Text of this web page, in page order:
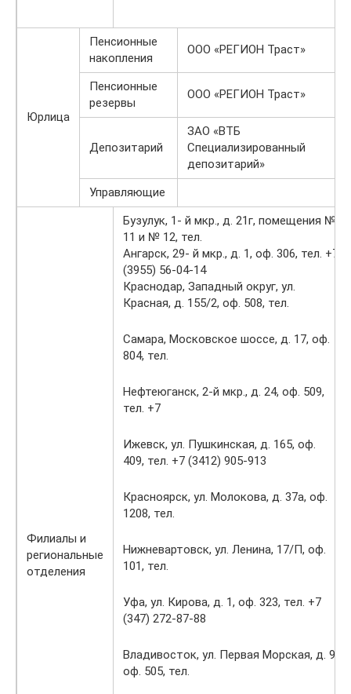
Юрлица
Пенсионные
накопления
ООО «РЕГИОН Траст»
Пенсионные
резервы
ООО «РЕГИОН Траст»
Депозитарий
ЗАО «ВТБ
Специализированный
депозитарий»
Управляющие
Филиалы и
региональные
отделения
Бузулук, 1- й мкр., д. 21г, помещения №
11 и № 12, тел.
Ангарск, 29- й мкр., д. 1, оф. 306, тел. +7
(3955) 56-04-14
Краснодар, Западный округ, ул.
Красная, д. 155/2, оф. 508, тел.
Самара, Московское шоссе, д. 17, оф.
804, тел.
Нефтеюганск, 2-й мкр., д. 24, оф. 509,
тел. +7
Ижевск, ул. Пушкинская, д. 165, оф.
409, тел. +7 (3412) 905-913
Красноярск, ул. Молокова, д. 37а, оф.
1208, тел.
Нижневартовск, ул. Ленина, 17/П, оф.
101, тел.
Уфа, ул. Кирова, д. 1, оф. 323, тел. +7
(347) 272-87-88
Владивосток, ул. Первая Морская, д. 9,
оф. 505, тел.